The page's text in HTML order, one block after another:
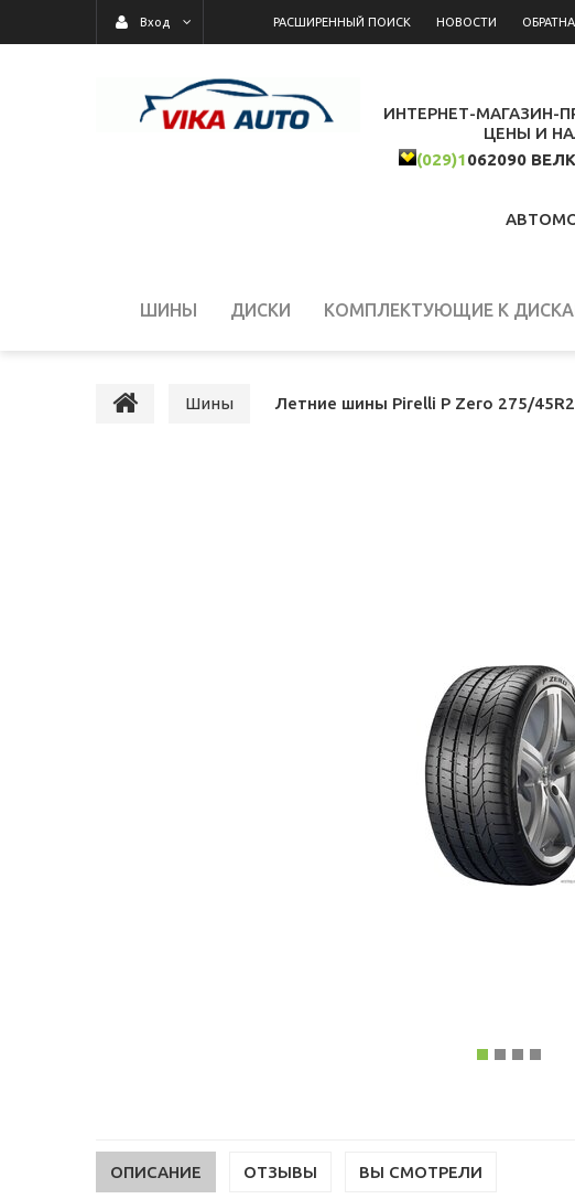
Вход РАСШИРЕННЫЙ ПОИСК НОВОСТИ
ИНТЕРНЕТ-
ЦЕНЫ И
(029)1062090
ШИНЫ ДИСКИ КОМПЛЕКТУЮЩИЕ К
Шины Летние шины Pirelli P Zero 275/
ОПИСАНИЕ ОТЗЫВЫ ВЫ СМОТРЕЛИ